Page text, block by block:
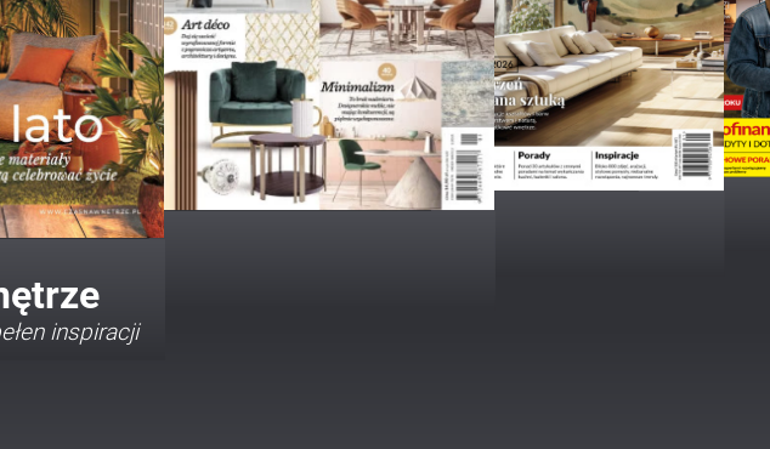
Styl